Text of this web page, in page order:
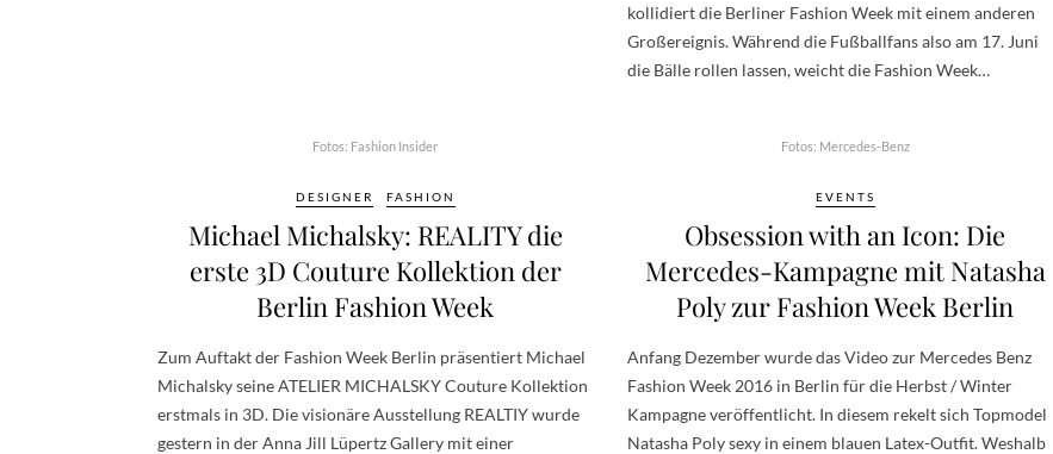
kollidiert die Berliner Fashion Week mit einem anderen
Großereignis. Während die Fußballfans also am 17. Juni
die Bälle rollen lassen, weicht die Fashion Week…
Fotos: Fashion Insider
DESIGNER FASHION
Michael Michalsky: REALITY die
erste 3D Couture Kollektion der
Berlin Fashion Week
Zum Auftakt der Fashion Week Berlin präsentiert Michael
Michalsky seine ATELIER MICHALSKY Couture Kollektion
erstmals in 3D. Die visionäre Ausstellung REALTIY wurde
gestern in der Anna Jill Lüpertz Gallery mit einer
Fotos: Mercedes-Benz
EVENTS
Obsession with an Icon: Die
Mercedes-Kampagne mit Natasha
Poly zur Fashion Week Berlin
Anfang Dezember wurde das Video zur Mercedes Benz
Fashion Week 2016 in Berlin für die Herbst / Winter
Kampagne veröffentlicht. In diesem rekelt sich Topmodel
Natasha Poly sexy in einem blauen Latex-Outfit. Weshalb